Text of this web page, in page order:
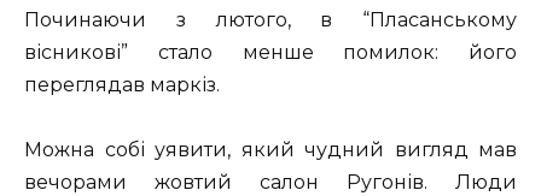
Починаючи з лютого, в “Пласанському
вісникові” стало менше помилок: його
переглядав маркіз.
Можна собі уявити, який чудний вигляд мав
вечорами жовтий салон Ругонів. Люди